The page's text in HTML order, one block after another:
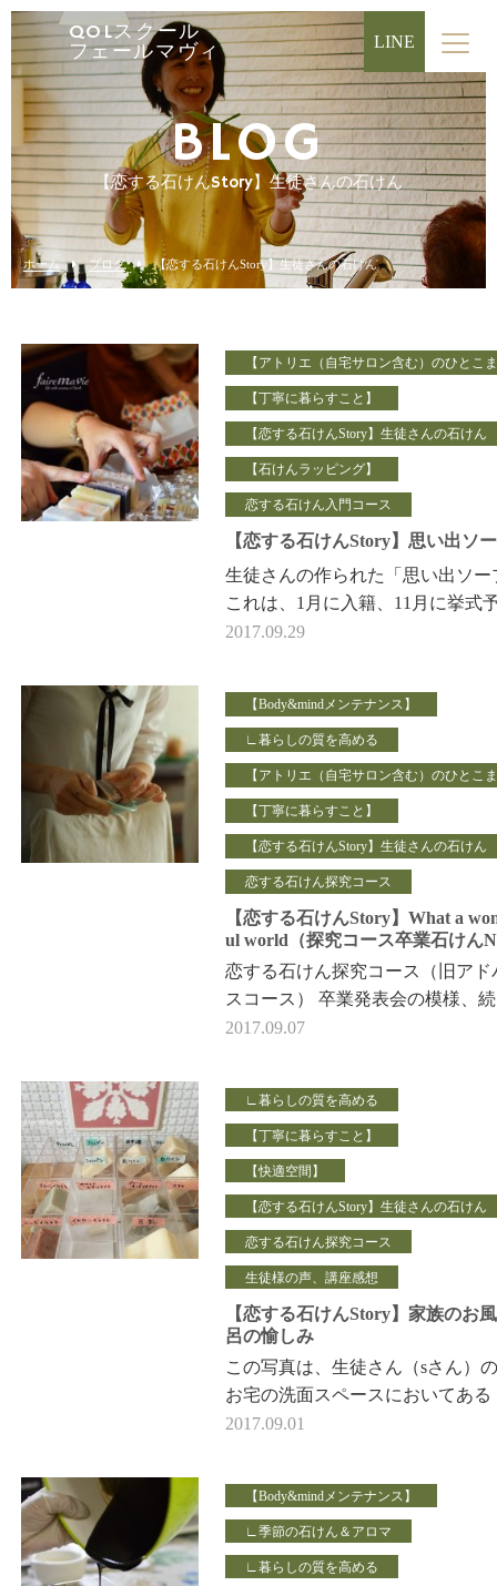
QOLスクール
フェールマヴィ
LINE
BLOG
【恋する石けんStory】生徒さんの石けん
ホーム ブログ 【恋する石けんStory】生徒さんの石けん
【アトリエ（自宅サロン含む）のひとこ
【丁寧に暮らすこと】
【恋する石けんStory】生徒さんの石けん
【石けんラッピング】
恋する石けん入門コース
【恋する石けんStory】思い出ソ
生徒さんの作られた「思い出ソー
これは、1月に入籍、11月に挙式
の お嬢さんへの思いがこめられ
2017.09.29
【Body&mindメンテナンス】
∟暮らしの質を高める
【アトリエ（自宅サロン含む）のひとこ
【丁寧に暮らすこと】
【恋する石けんStory】生徒さんの石けん
恋する石けん探究コース
【恋する石けんStory】What a
ul world（探究コース卒業石けん
4）
恋する石けん探究コース（旧アド
スコース） 卒業発表会の模様、
す。 現在は、入門コースの修
2017.09.07
∟暮らしの質を高める
【丁寧に暮らすこと】
【快適空間】
【恋する石けんStory】生徒さんの石けん
恋する石けん探究コース
生徒様の声、講座感想
【恋する石けんStory】家族のお風
呂の愉しみ
この写真は、生徒さん（sさん）
お宅の洗面スペースにおいてある
石鹸ケースに入った石鹸。 恋す
2017.09.01
【Body&mindメンテナンス】
∟季節の石けん＆アロマ
∟暮らしの質を高める